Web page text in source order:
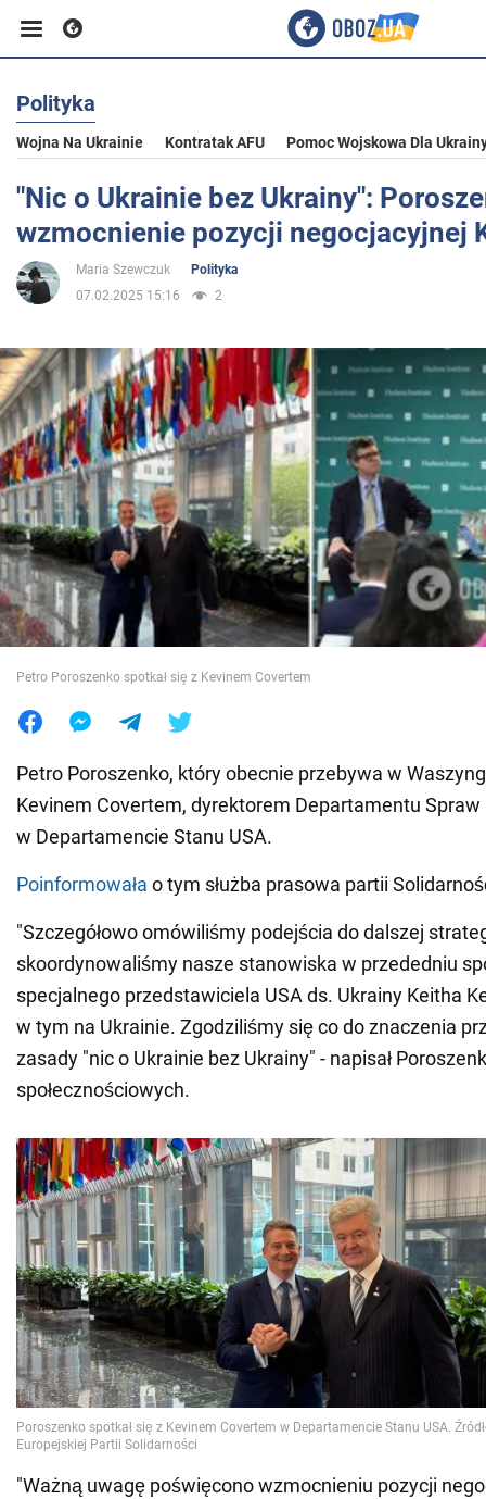
Biznes
Sport
Rozrywka
Polityka
Społeczeństwo
Wojna na Ukrainie
Świat
Jedzenie
Polityka
Wojna Na Ukrainie Kontratak AFU Pomoc Wojskowa Dla
"Nic o Ukrainie bez Ukrainy":
wzmocnienie pozycji negocjacyjnej
Maria Szewczuk
Polityka
07.02.2025 15:16
2
Petro Poroszenko spotkał się z Kevinem Covertem
Petro Poroszenko, który obecnie przebywa w
Kevinem Covertem, dyrektorem Departamentu Spraw
w Departamencie Stanu USA.
Poinformowała o tym służba prasowa partii
"Szczegółowo omówiliśmy podejścia do dalszej
skoordynowaliśmy nasze stanowiska w przededniu
specjalnego przedstawiciela USA ds. Ukrainy Keitha
w tym na Ukrainie. Zgodziliśmy się co do znaczenia
zasady "nic o Ukrainie bez Ukrainy" - napisał
społecznościowych.
"Ważną uwagę poświęcono wzmocnieniu pozycji